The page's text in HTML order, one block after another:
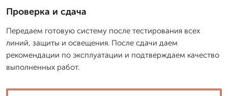
Проверка и сдача
Передаем готовую систему после тестирования всех
линий, защиты и освещения. После сдачи даем
рекомендации по эксплуатации и подтверждаем качество
выполненных работ.